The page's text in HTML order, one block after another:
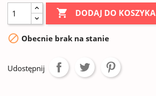
 DODAJ DO KOSZYKA
 Obecnie brak na stanie
Udostępnij